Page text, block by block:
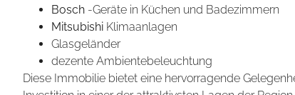
Bosch -Geräte in Küchen und Badezimmern
Mitsubishi Klimaanlagen
Glasgeländer
dezente Ambientebeleuchtung
Diese Immobilie bietet eine hervorragende